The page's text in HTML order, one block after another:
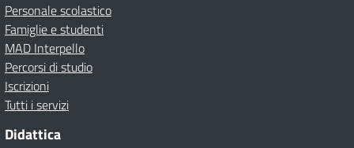
Personale scolastico
Famiglie e studenti
MAD Interpello
Percorsi di studio
Iscrizioni
Tutti i servizi
Didattica